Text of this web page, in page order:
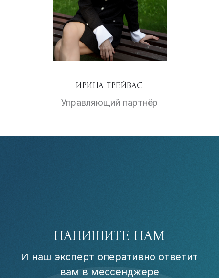
ИРИНА ТРЕЙВАС
Управляющий партнёр
НАПИШИТЕ НАМ
И наш эксперт оперативно ответит
вам в мессенджере